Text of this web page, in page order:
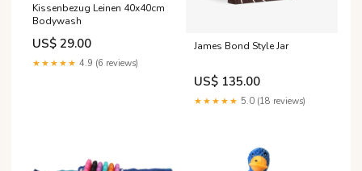
Kissenbezug Leinen 40x40cm
Bodywash
US$ 29.00
★★★★★ 4.9 (6 reviews)
James Bond Style Jar
US$ 135.00
★★★★★ 5.0 (18 reviews)